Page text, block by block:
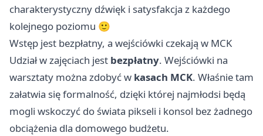
charakterystyczny dźwięk i satysfakcja z każdego
kolejnego poziomu 🙂
Wstęp jest bezpłatny, a wejściówki czekają w MCK
Udział w zajęciach jest bezpłatny. Wejściówki na
warsztaty można zdobyć w kasach MCK. Właśnie tam
załatwia się formalność, dzięki której najmłodsi będą
mogli wskoczyć do świata pikseli i konsol bez żadnego
obciążenia dla domowego budżetu.